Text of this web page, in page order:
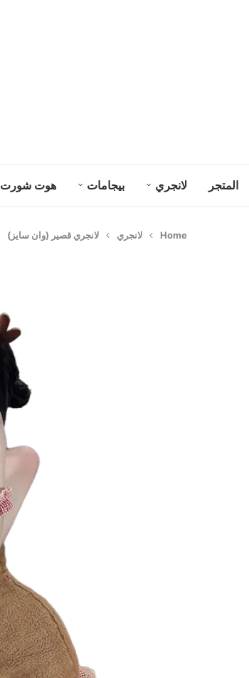
المتجر لانجري بيجامات هوت شورت
Home لانجري لانجري قصير (وان سايز)